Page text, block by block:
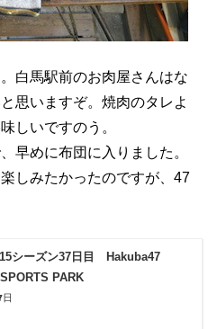
白馬駅前のお肉屋さんはな
思いますぞ。焼肉のタレよ
しいですのう。
早めに布団に入りました。
しみたかったのですが、47
シーズン37日目 Hakuba47
PARK
日